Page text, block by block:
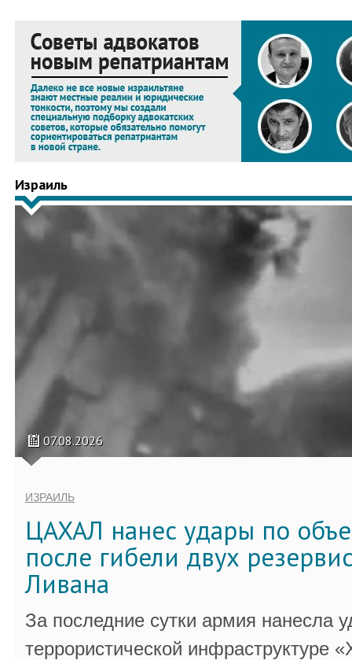
Израиль
07.08.2026
ИЗРАИЛЬ
ЦАХАЛ нанес удары по
после гибели двух
Ливана
За последние сутки армия нанесла
террористической инфраструктуре